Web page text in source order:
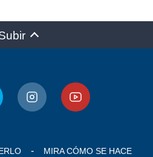
MIRA CÓMO SE HACE